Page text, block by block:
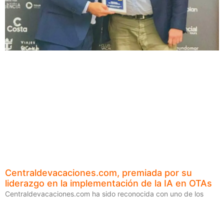
Centraldevacaciones.com, premiada por su
liderazgo en la implementación de la IA en OTAs
Centraldevacaciones.com ha sido reconocida con uno de los